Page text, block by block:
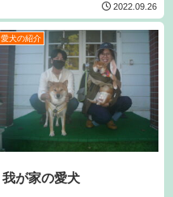
2022.09.26
愛犬の紹介
我が家の愛犬